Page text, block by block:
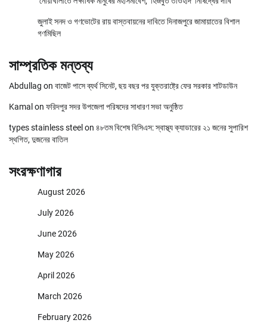
জুলাই সনদ ও গণভোটের রায় বাস্তবায়নের দাবিতে দিনাজপুরে জামায়াতের বিশাল
গণমিছিল
সাম্প্রতিক মন্তব্য
Abdullag on বাজেট পাসে ব্যর্থ সিনেট, ছয় বছর পর যুক্তরাষ্ট্রে ফের সরকার শাটডাউন
Kamal on ফরিদপুর সদর উপজেলা পরিষদের সাধারণ সভা অনুষ্ঠিত
types stainless steel on ৪৮তম বিশেষ বিসিএস: স্বাস্থ্য ক্যাডারের ২১ জনের সুপারিশ
স্থগিত, দুজনের বাতিল
সংরক্ষণাগার
August 2026
July 2026
June 2026
May 2026
April 2026
March 2026
February 2026